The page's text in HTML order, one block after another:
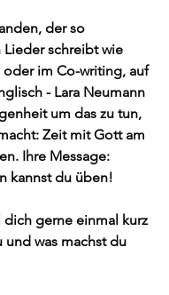
der so
schreibt wie
oder im Co-writing, auf
- Lara Neumann
um das zu tun,
Zeit mit Gott am
Ihre Message:
kannst du üben!
dich gerne einmal kurz
was machst du